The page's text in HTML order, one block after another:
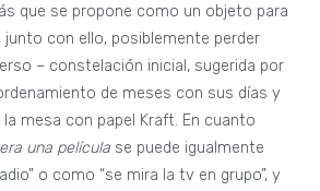
que se propone como un objeto para
junto con ello, posiblemente perder
– constelación inicial, sugerida por
de meses con sus días y
mesa con papel Kraft. En cuanto
una película se puede igualmente
o como “se mira la tv en grupo”, y